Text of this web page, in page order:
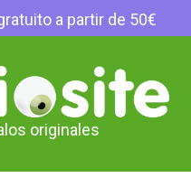
a partir de 50€
originales